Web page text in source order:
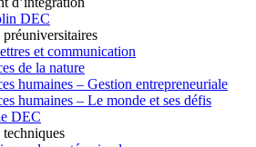
DEC
préuniversitaires
et communication
de la nature
humaines – Gestion entrepreneuriale
humaines – Le monde et ses défis
DEC